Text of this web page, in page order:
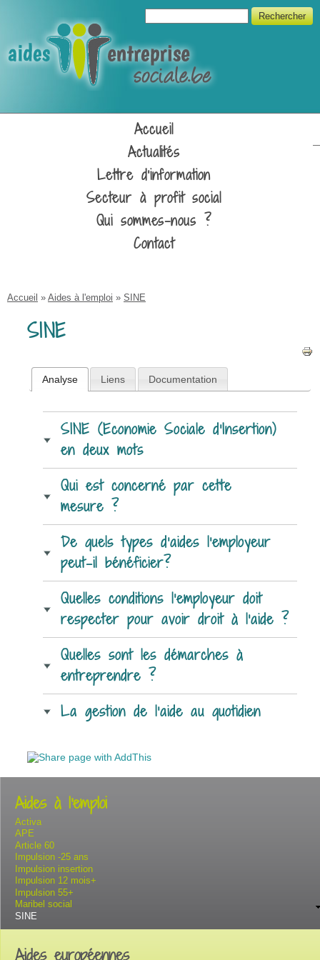
Unipso
Formulaire de recherche
Rechercher
Accueil
Actualités
Lettre d'information
Secteur à profit social
Qui sommes-nous ?
Contact
Vous êtes ici
Accueil » Aides à l'emploi » SINE
SINE
Analyse Liens Documentation
SINE (Economie Sociale d’Insertion)
en deux mots
Qui est concerné par cette
mesure ?
De quels types d’aides l’employeur
peut-il bénéficier?
Quelles conditions l’employeur doit
respecter pour avoir droit à l’aide ?
Quelles sont les démarches à
entreprendre ?
La gestion de l’aide au quotidien
Aides à l'emploi
Activa
APE
Article 60
Impulsion -25 ans
Impulsion insertion
Impulsion 12 mois+
Impulsion 55+
Maribel social
SINE